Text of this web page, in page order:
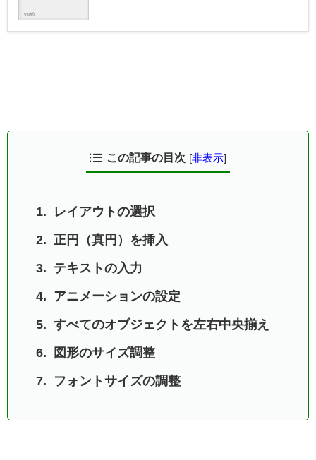
この記事の目次 [非表示]
レイアウトの選択
正円（真円）を挿入
テキストの入力
アニメーションの設定
すべてのオブジェクトを左右中央揃え
図形のサイズ調整
フォントサイズの調整